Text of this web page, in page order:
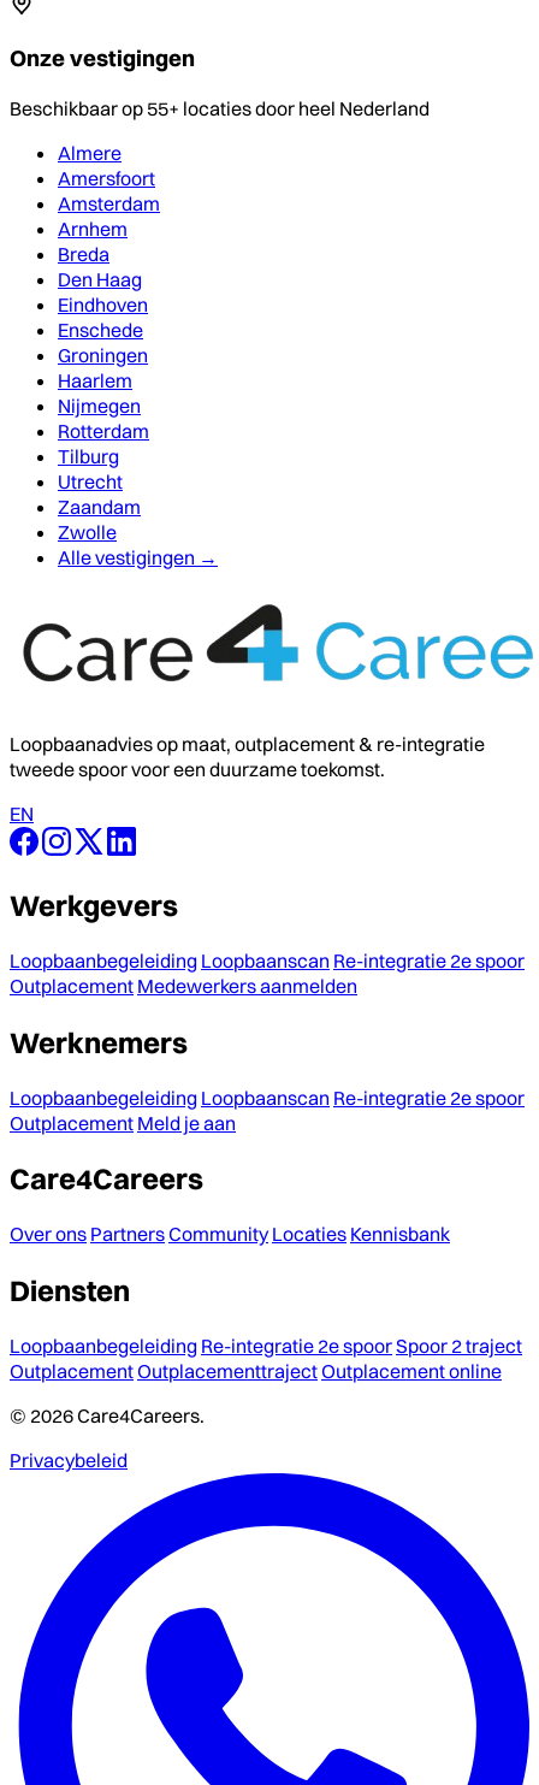
Onze vestigingen
Beschikbaar op 55+ locaties door heel Nederland
Almere
Amersfoort
Amsterdam
Arnhem
Breda
Den Haag
Eindhoven
Enschede
Groningen
Haarlem
Nijmegen
Rotterdam
Tilburg
Utrecht
Zaandam
Zwolle
Alle vestigingen →
Loopbaanadvies op maat, outplacement & re-integratie
tweede spoor voor een duurzame toekomst.
EN
Werkgevers
Loopbaanbegeleiding Loopbaanscan Re-integratie 2e spoor
Outplacement Medewerkers aanmelden
Werknemers
Loopbaanbegeleiding Loopbaanscan Re-integratie 2e spoor
Outplacement Meld je aan
Care4Careers
Over ons PartnersCommunity Locaties Kennisbank
Diensten
Loopbaanbegeleiding Re-integratie 2e spoorSpoor 2 traject
OutplacementOutplacementtrajectOutplacement online
© 2026 Care4Careers.
Privacybeleid